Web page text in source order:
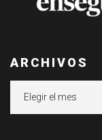
ARCHIVOS